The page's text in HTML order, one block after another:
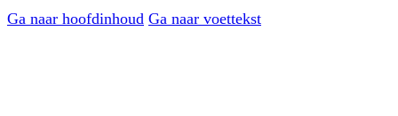
Ga naar hoofdinhoud Ga naar voettekst